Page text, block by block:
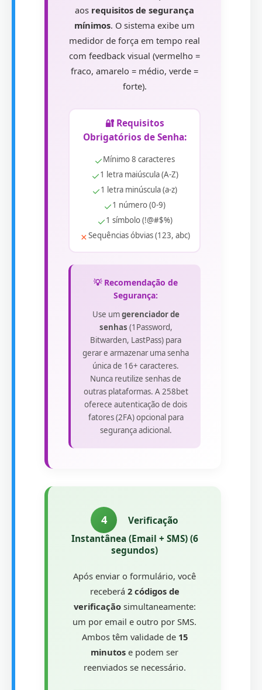
aos requisitos de segurança
mínimos. O sistema exibe um
medidor de força em tempo real
com feedback visual (vermelho =
fraco, amarelo = médio, verde =
forte).
🔐 Requisitos
Obrigatórios de Senha:
✓Mínimo 8 caracteres
✓1 letra maiúscula (A-Z)
✓1 letra minúscula (a-z)
✓1 número (0-9)
✓1 símbolo (!@#$%)
✗Sequências óbvias (123, abc)
💡 Recomendação de
Segurança:
Use umgerenciador de
senhas (1Password,
Bitwarden, LastPass) para
gerar e armazenar uma senha
única de 16+ caracteres.
Nunca reutilize senhas de
outras plataformas. A 258bet
oferece autenticação de dois
fatores (2FA) opcional para
segurança adicional.
4
Verificação
Instantânea (Email + SMS) (6
segundos)
Após enviar o formulário, você
receberá 2 códigos de
verificaçãosimultaneamente:
um por email e outro por SMS.
Ambos têm validade de 15
minutos e podem ser
reenviados se necessário.